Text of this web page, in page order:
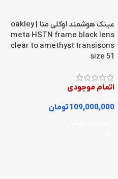
عینک هوشمند اوکلی متا | oakley
meta HSTN frame black lens
clear to amethyst transisons
size 51
اتمام موجودی
109,000,000تومان